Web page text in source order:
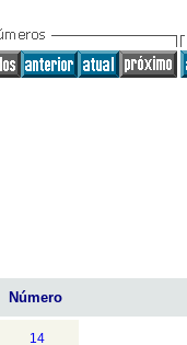
Número
14